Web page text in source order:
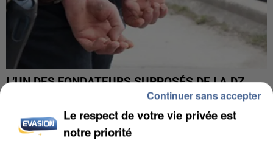
L’UN DES FONDATEURS SUPPOSÉS DE LA DZ
MAFIA INTERPELLÉ EN ALGÉRIE
Le respect de votre vie privée est
notre priorité
Continuer sans accepter